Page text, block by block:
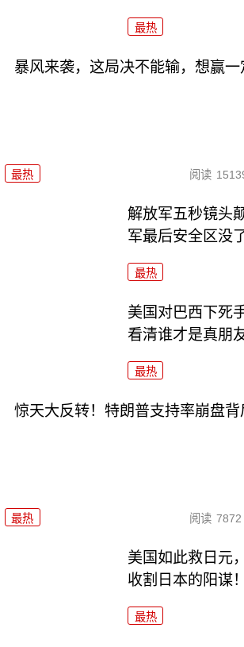
最热
暴风来袭，这局决不能输，想赢
最热 阅读
解放军五秒镜头
军最后安全区没
最热
美国对巴西下死
看清谁才是真朋
最热
惊天大反转！特朗普支持率崩盘
最热 阅读 7872
美国如此救日元
收割日本的阳谋！
最热